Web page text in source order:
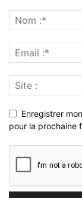
Enregistrer
pour la prochaine